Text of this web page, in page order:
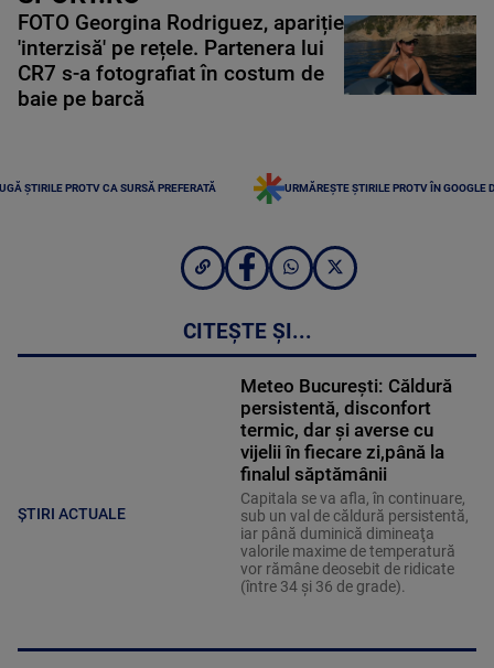
FOTO Georgina Rodriguez, apariție
'interzisă' pe rețele. Partenera lui
CR7 s-a fotografiat în costum de
baie pe barcă
ȘTIRILE PROTV CA SURSĂ PREFERATĂ URMĂREȘTE ȘTIRILE PROTV ÎN GOOGLE
CITEȘTE ȘI...
ȘTIRI ACTUALE
Meteo Bucureşti: Căldură
persistentă, disconfort
termic, dar şi averse cu
vijelii în fiecare zi,până la
finalul săptămânii
Capitala se va afla, în continuare,
sub un val de căldură persistentă,
iar până duminică dimineaţa
valorile maxime de temperatură
vor rămâne deosebit de ridicate
(între 34 şi 36 de grade).